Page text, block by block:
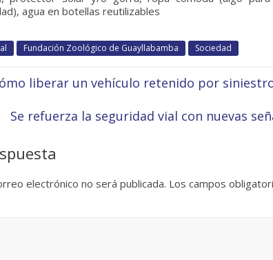
agua en botellas reutilizables
Fundación Zoológico de Guayllabamba Sociedad
liberar un vehículo retenido por
Se refuerza la seguridad vial con nuevas
electrónico no será publicada. Los campos